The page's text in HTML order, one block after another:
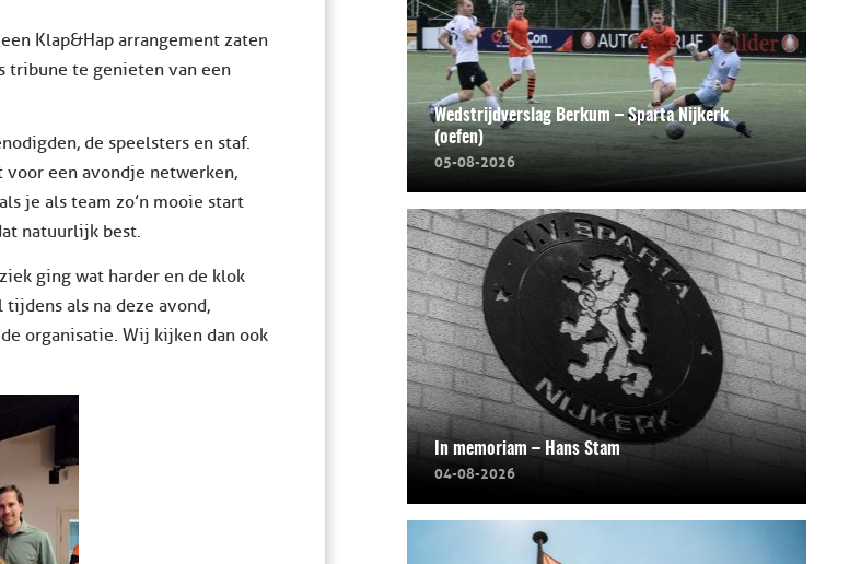
Klap&Hap arrangement zaten
tribune te genieten van een
de speelsters en staf.
voor een avondje netwerken,
je als team zo’n mooie start
natuurlijk best.
ging wat harder en de klok
als na deze avond,
organisatie. Wij kijken dan ook
Wedstrijdverslag Berkum – Sparta Nijkerk
(oefen)
05-08-2026
In memoriam – Hans Stam
04-08-2026